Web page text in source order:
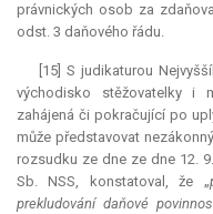
právnických osob za
odst. 3 daňového řádu.
[15] S judikaturou
východisko stěžovatelky i
zahájená či pokračující po
může představovat
rozsudku ze dne ze dne 12.
Sb. NSS, konstatoval, že „
prekludování daňové